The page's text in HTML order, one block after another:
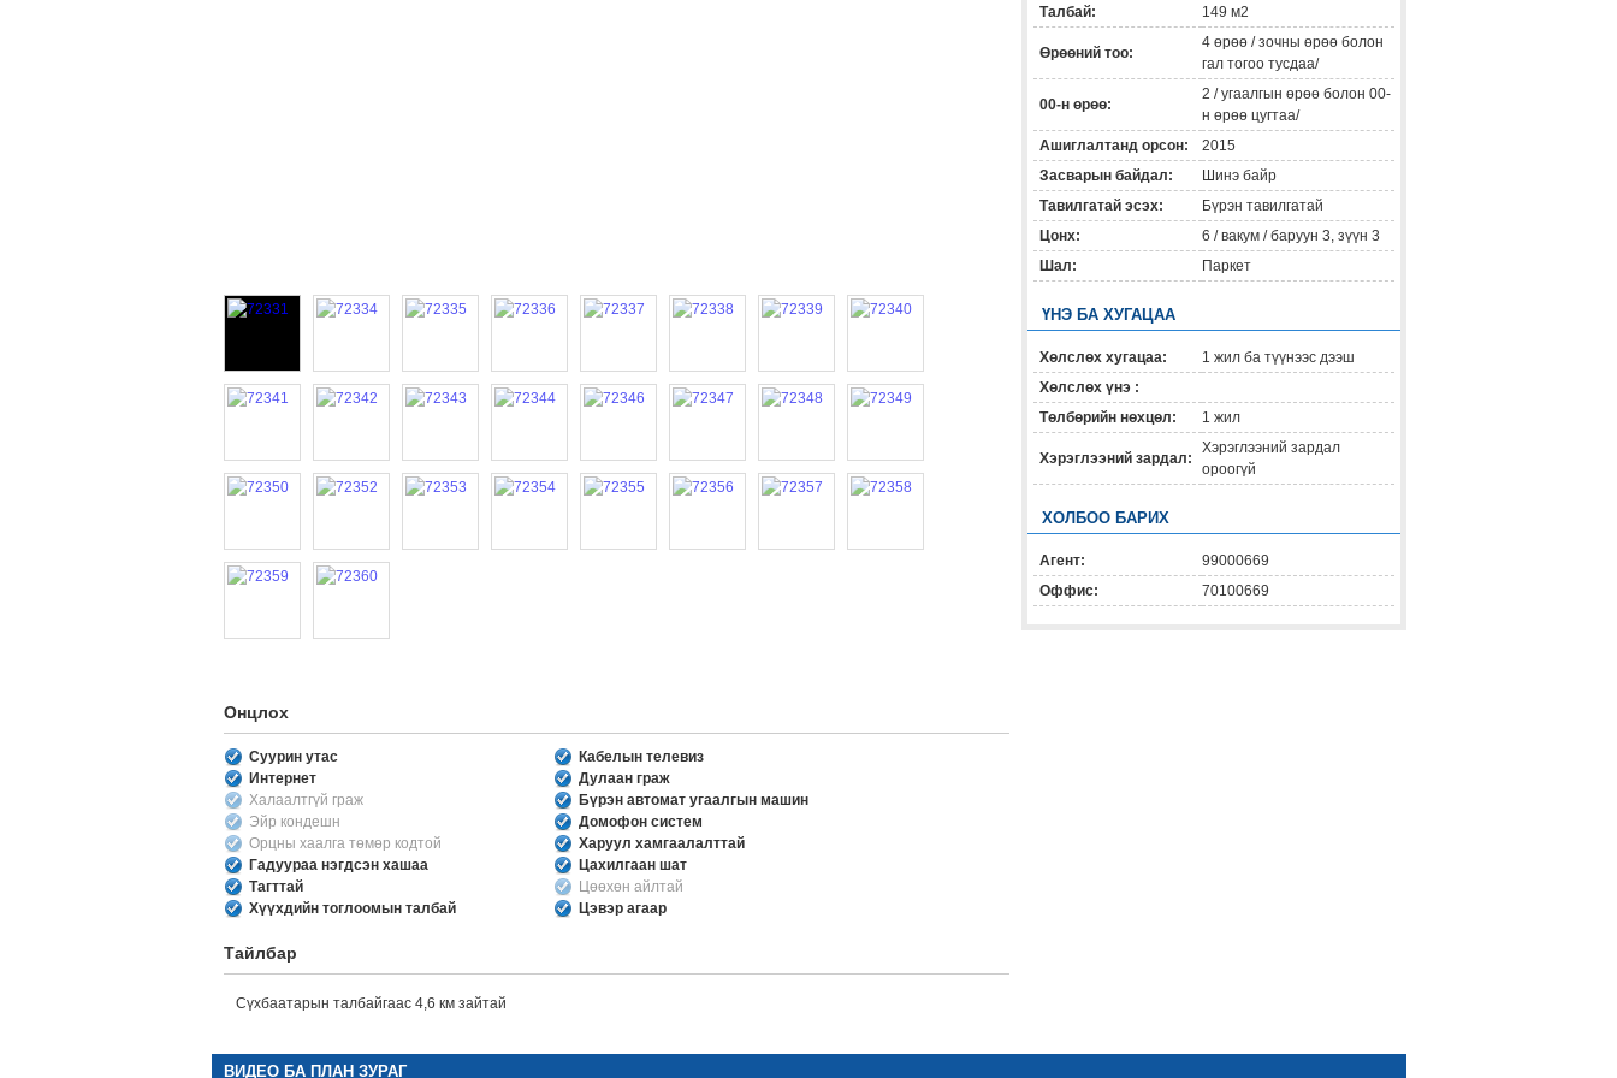
Онцлох
Суурин утас
Кабелын телевиз
Интернет
Дулаан граж
Халаалтгүй граж
Бүрэн автомат угаалгын машин
Эйр кондешн
Домофон систем
Орцны хаалга төмөр кодтой
Харуул хамгаалалттай
Гадуураа нэгдсэн хашаа
Цахилгаан шат
Тагттай
Цөөхөн айлтай
Хүүхдийн тоглоомын талбай
Цэвэр агаар
Тайлбар
Сүхбаатарын талбайгаас 4,6 км зайтай
Талбай:
149 м2
Өрөөний тоо:
4 өрөө / зочны өрөө болон
гал тогоо тусдаа/
00-н өрөө:
2 / угаалгын өрөө болон 00-
н өрөө цугтаа/
Ашиглалтанд орсон:
2015
Засварын байдал:
Шинэ байр
Тавилгатай эсэх:
Бүрэн тавилгатай
Цонх:
6 / вакум / баруун 3, зүүн 3
Шал:
Паркет
ҮНЭ БА ХУГАЦАА
Хөлслөх хугацаа:
1 жил ба түүнээс дээш
Хөлслөх үнэ :
Төлбөрийн нөхцөл:
1 жил
Хэрэглээний зардал:
Хэрэглээний зардал
ороогүй
ХОЛБОО БАРИХ
Агент:
99000669
Оффис:
70100669
ВИДЕО БА ПЛАН ЗУРАГ